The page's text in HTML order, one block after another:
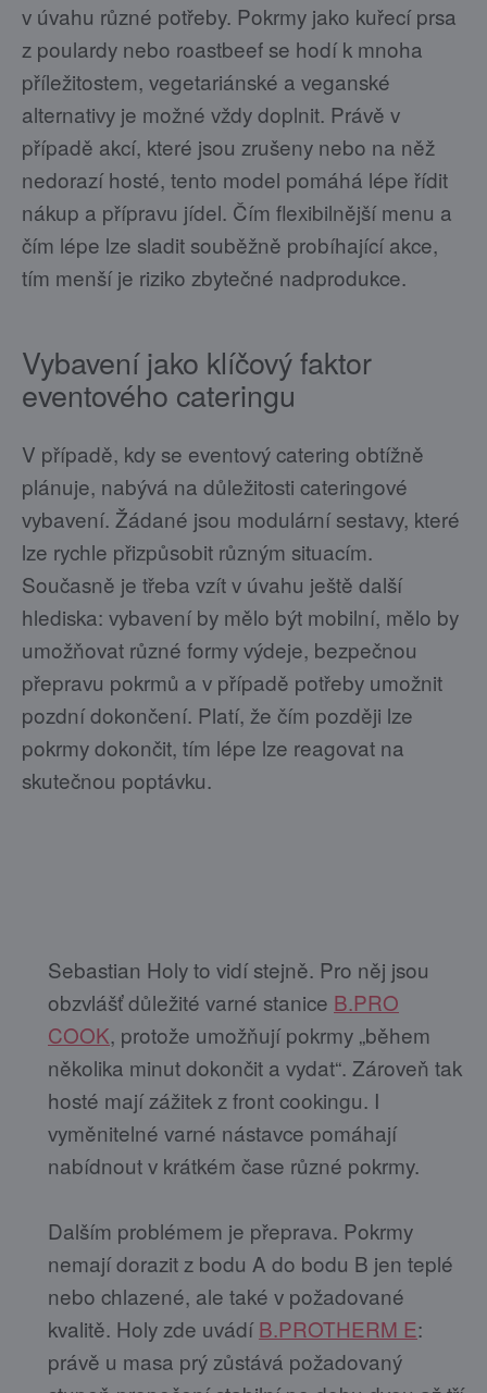
v úvahu různé potřeby. Pokrmy jako kuřecí prsa
z poulardy nebo roastbeef se hodí k mnoha
příležitostem, vegetariánské a veganské
alternativy je možné vždy doplnit. Právě v
případě akcí, které jsou zrušeny nebo na něž
nedorazí hosté, tento model pomáhá lépe řídit
nákup a přípravu jídel. Čím flexibilnější menu a
čím lépe lze sladit souběžně probíhající akce,
tím menší je riziko zbytečné nadprodukce.
Vybavení jako klíčový faktor
eventového cateringu
V případě, kdy se eventový catering obtížně
plánuje, nabývá na důležitosti cateringové
vybavení. Žádané jsou modulární sestavy, které
lze rychle přizpůsobit různým situacím.
Současně je třeba vzít v úvahu ještě další
hlediska: vybavení by mělo být mobilní, mělo by
umožňovat různé formy výdeje, bezpečnou
přepravu pokrmů a v případě potřeby umožnit
pozdní dokončení. Platí, že čím později lze
pokrmy dokončit, tím lépe lze reagovat na
skutečnou poptávku.
Sebastian Holy to vidí stejně. Pro něj jsou
obzvlášť důležité varné stanice B.PRO
COOK, protože umožňují pokrmy „během
několika minut dokončit a vydat“. Zároveň tak
hosté mají zážitek z front cookingu. I
vyměnitelné varné nástavce pomáhají
nabídnout v krátkém čase různé pokrmy.
Dalším problémem je přeprava. Pokrmy
nemají dorazit z bodu A do bodu B jen teplé
nebo chlazené, ale také v požadované
kvalitě. Holy zde uvádíB.PROTHERM E:
právě u masa prý zůstává požadovaný